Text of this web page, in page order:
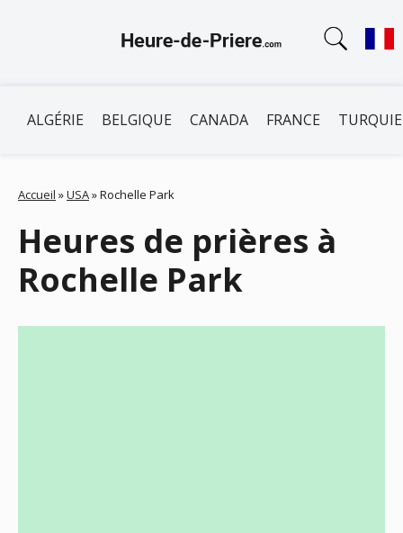
ALGÉRIE BELGIQUE CANADA FRANCE TURQUIE
Accueil »USA»Rochelle Park
Heures de prières à
Rochelle Park